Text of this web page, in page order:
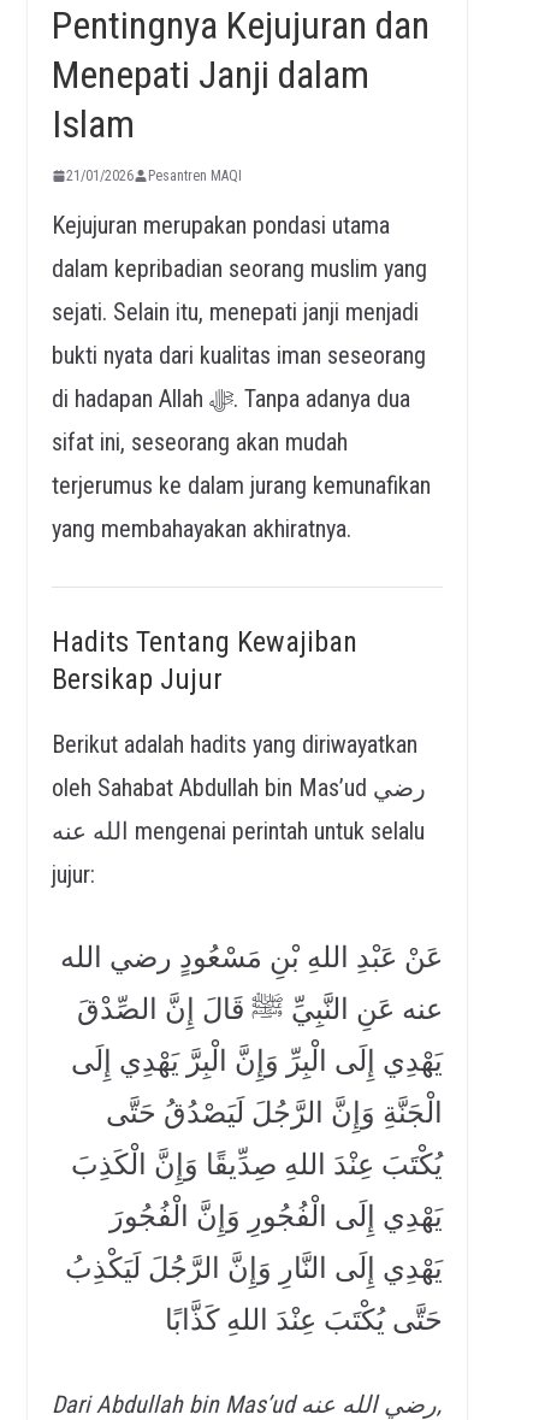
Pentingnya Kejujuran dan
Menepati Janji dalam
Islam
21/01/2026 Pesantren MAQI
Kejujuran merupakan pondasi utama
dalam kepribadian seorang muslim yang
sejati. Selain itu, menepati janji menjadi
bukti nyata dari kualitas iman seseorang
di hadapan Allah ﷻ. Tanpa adanya dua
sifat ini, seseorang akan mudah
terjerumus ke dalam jurang kemunafikan
yang membahayakan akhiratnya.
Hadits Tentang Kewajiban
Bersikap Jujur
Berikut adalah hadits yang diriwayatkan
oleh Sahabat Abdullah bin Mas’ud رضي
الله عنه mengenai perintah untuk selalu
jujur:
عَنْ عَبْدِ اللهِ بْنِ مَسْعُودٍ رضي الله
عنه عَنِ النَّبِيِّ ﷺ قَالَ إِنَّ الصِّدْقَ
يَهْدِي إِلَى الْبِرِّ وَإِنَّ الْبِرَّ يَهْدِي إِلَى
الْجَنَّةِ وَإِنَّ الرَّجُلَ لَيَصْدُقُ حَتَّى
يُكْتَبَ عِنْدَ اللهِ صِدِّيقًا وَإِنَّ الْكَذِبَ
يَهْدِي إِلَى الْفُجُورِ وَإِنَّ الْفُجُورَ
يَهْدِي إِلَى النَّارِ وَإِنَّ الرَّجُلَ لَيَكْذِبُ
حَتَّى يُكْتَبَ عِنْدَ اللهِ كَذَّابًا
Dari Abdullah bin Mas’ud رضي الله عنه,